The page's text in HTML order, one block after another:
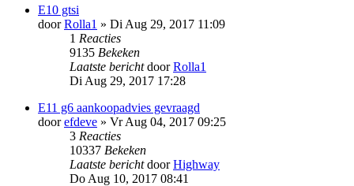
E10 gtsi
doorRolla1 » Di Aug 29, 2017 11:09
1 Reacties
9135 Bekeken
Laatste berichtdoorRolla1
Di Aug 29, 2017 17:28
E11 g6 aankoopadvies gevraagd
doorefdeve » Vr Aug 04, 2017 09:25
3 Reacties
10337 Bekeken
Laatste berichtdoorHighway
Do Aug 10, 2017 08:41